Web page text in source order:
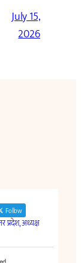
July 15,
2026